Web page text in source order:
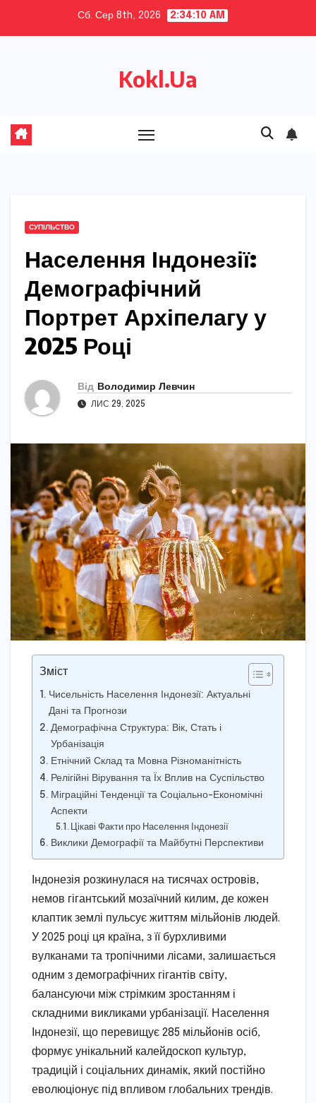
Сб. Сер 8th, 2026 2:34:11 AM
Kokl.Ua
СУПІЛЬСТВО
Населення Індонезії:
Демографічний
Портрет Архіпелагу у
2025 Році
Від Володимир Левчин
ЛИС 29, 2025
Зміст
Чисельність Населення Індонезії: Актуальні
Дані та Прогнози
Демографічна Структура: Вік, Стать і
Урбанізація
Етнічний Склад та Мовна Різноманітність
Релігійні Вірування та Їх Вплив на Суспільство
Міграційні Тенденції та Соціально-Економічні
Аспекти
Цікаві Факти про Населення Індонезії
Виклики Демографії та Майбутні Перспективи
Індонезія розкинулася на тисячах островів,
немов гігантський мозаїчний килим, де кожен
клаптик землі пульсує життям мільйонів людей.
У 2025 році ця країна, з її бурхливими
вулканами та тропічними лісами, залишається
одним з демографічних гігантів світу,
балансуючи між стрімким зростанням і
складними викликами урбанізації. Населення
Індонезії, що перевищує 285 мільйонів осіб,
формує унікальний калейдоскоп культур,
традицій і соціальних динамік, який постійно
еволюціонує під впливом глобальних трендів.